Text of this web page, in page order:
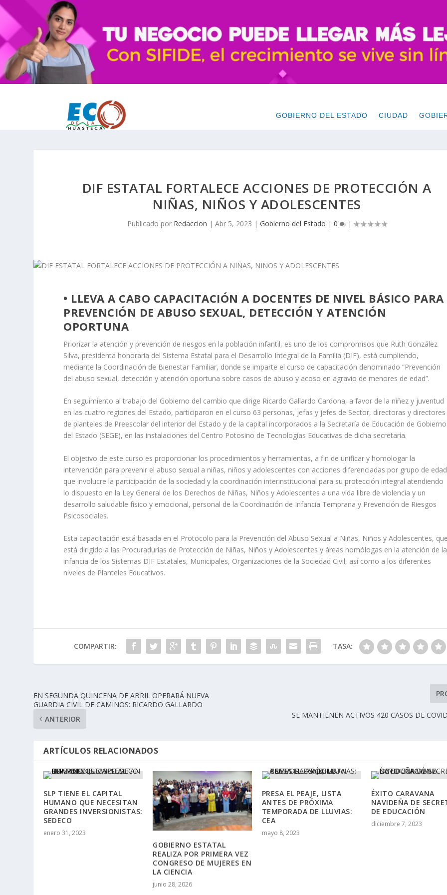
GOBIERNO DEL ESTADO CIUDAD
DIF ESTATAL FORTALECE ACCIONES DE PROTECCIÓN A
NIÑAS, NIÑOS Y ADOLESCENTES
Publicado por Redaccion | Abr 5, 2023 | Gobierno del Estado | 0 |
• LLEVA A CABO CAPACITACIÓN A DOCENTES DE NIVEL BÁSICO PARA
PREVENCIÓN DE ABUSO SEXUAL, DETECCIÓN Y ATENCIÓN
OPORTUNA
Priorizar la atención y prevención de riesgos en la población infantil, es uno de los compromisos que Ruth González
Silva, presidenta honoraria del Sistema Estatal para el Desarrollo Integral de la Familia (DIF), está cumpliendo,
mediante la Coordinación de Bienestar Familiar, donde se imparte el curso de capacitación denominado “Prevención
del abuso sexual, detección y atención oportuna sobre casos de abuso y acoso en agravio de menores de edad”.
En seguimiento al trabajo del Gobierno del cambio que dirige Ricardo Gallardo Cardona, a favor de la niñez y juventud
en las cuatro regiones del Estado, participaron en el curso 63 personas, jefas y jefes de Sector, directoras y directores
de planteles de Preescolar del interior del Estado y de la capital incorporados a la Secretaría de Educación de Gobierno
del Estado (SEGE), en las instalaciones del Centro Potosino de Tecnologías Educativas de dicha secretaría.
El objetivo de este curso es proporcionar los procedimientos y herramientas, a fin de unificar y homologar la
intervención para prevenir el abuso sexual a niñas, niños y adolescentes con acciones diferenciadas por grupo de
que involucre la participación de la sociedad y la coordinación interinstitucional para su protección integral atendiendo
lo dispuesto en la Ley General de los Derechos de Niñas, Niños y Adolescentes a una vida libre de violencia y un
desarrollo saludable físico y emocional, personal de la Coordinación de Infancia Temprana y Prevención de Riesgos
Psicosociales.
Esta capacitación está basada en el Protocolo para la Prevención del Abuso Sexual a Niñas, Niños y Adolescentes, que
está dirigido a las Procuradurías de Protección de Niñas, Niños y Adolescentes y áreas homólogas en la atención de la
infancia de los Sistemas DIF Estatales, Municipales, Organizaciones de la Sociedad Civil, así como a los diferentes
niveles de Planteles Educativos.
COMPARTIR: TASA:
EN SEGUNDA QUINCENA DE ABRIL OPERARÁ NUEVA
GUARDIA CIVIL DE CAMINOS: RICARDO GALLARDO
ANTERIOR
SE MANTIENEN ACTIVOS 420 CASOS DE
ARTÍCULOS RELACIONADOS
SLP TIENE EL CAPITAL
HUMANO QUE NECESITAN
GRANDES INVERSIONISTAS:
SEDECO
enero 31, 2023
GOBIERNO ESTATAL
REALIZA POR PRIMERA VEZ
CONGRESO DE MUJERES EN
LA CIENCIA
junio 28, 2026
PRESA EL PEAJE, LISTA
ANTES DE PRÓXIMA
TEMPORADA DE LLUVIAS:
CEA
mayo 8, 2023
ÉXITO CARAVANA
NAVIDEÑA DE
DE EDUCACIÓN
diciembre 7, 2023